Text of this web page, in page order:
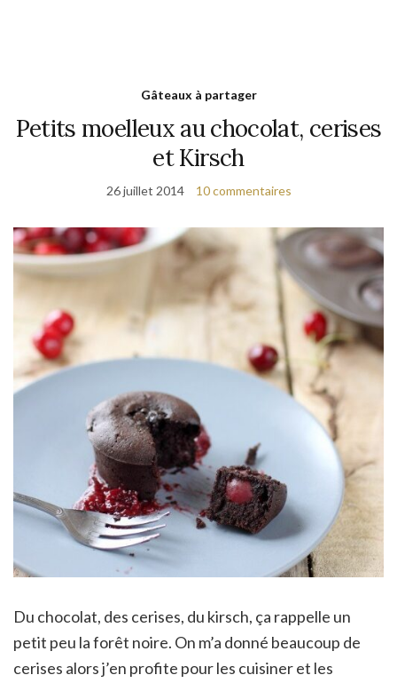
Gâteaux à partager
Petits moelleux au chocolat, cerises
et Kirsch
26 juillet 2014 10 commentaires
Du chocolat, des cerises, du kirsch, ça rappelle un
petit peu la forêt noire. On m’a donné beaucoup de
cerises alors j’en profite pour les cuisiner et les